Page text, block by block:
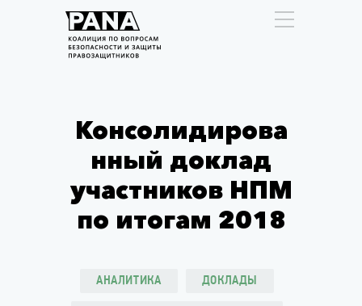
Консолидирова
нный доклад
участников НПМ
по итогам 2018
АНАЛИТИКА ДОКЛАДЫ